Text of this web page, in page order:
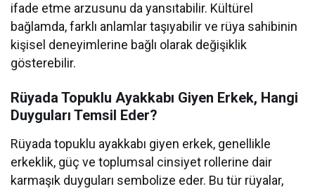
ifade etme arzusunu da yansıtabilir. Kültürel
bağlamda, farklı anlamlar taşıyabilir ve rüya sahibinin
kişisel deneyimlerine bağlı olarak değişiklik
gösterebilir.
Rüyada Topuklu Ayakkabı Giyen Erkek, Hangi
Duyguları Temsil Eder?
Rüyada topuklu ayakkabı giyen erkek, genellikle
erkeklik, güç ve toplumsal cinsiyet rollerine dair
karmaşık duyguları sembolize eder. Bu tür rüyalar,